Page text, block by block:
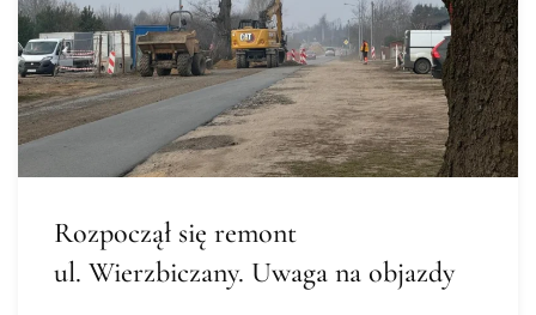
Rozpoczął się remont
ul. Wierzbiczany. Uwaga na objazdy